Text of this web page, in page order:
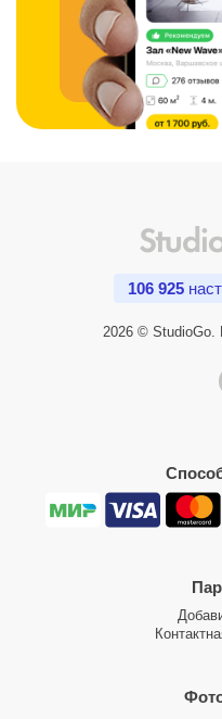
106 925
2026 © StudioGo.